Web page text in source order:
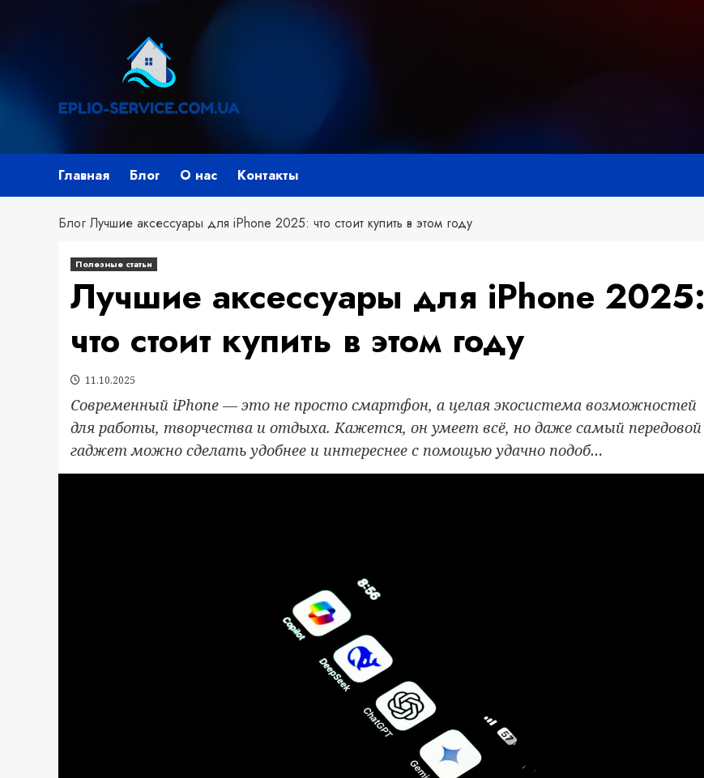
Главная Блог О нас Контакты
Блог Лучшие аксессуары для iPhone 2025: что стоит купить в этом году
Полезные статьи
Лучшие аксессуары для iPhone 2025:
что стоит купить в этом году
11.10.2025
Современный iPhone — это не просто смартфон, а целая экосистема возможностей
для работы, творчества и отдыха. Кажется, он умеет всё, но даже самый передовой
гаджет можно сделать удобнее и интереснее с помощью удачно подоб…